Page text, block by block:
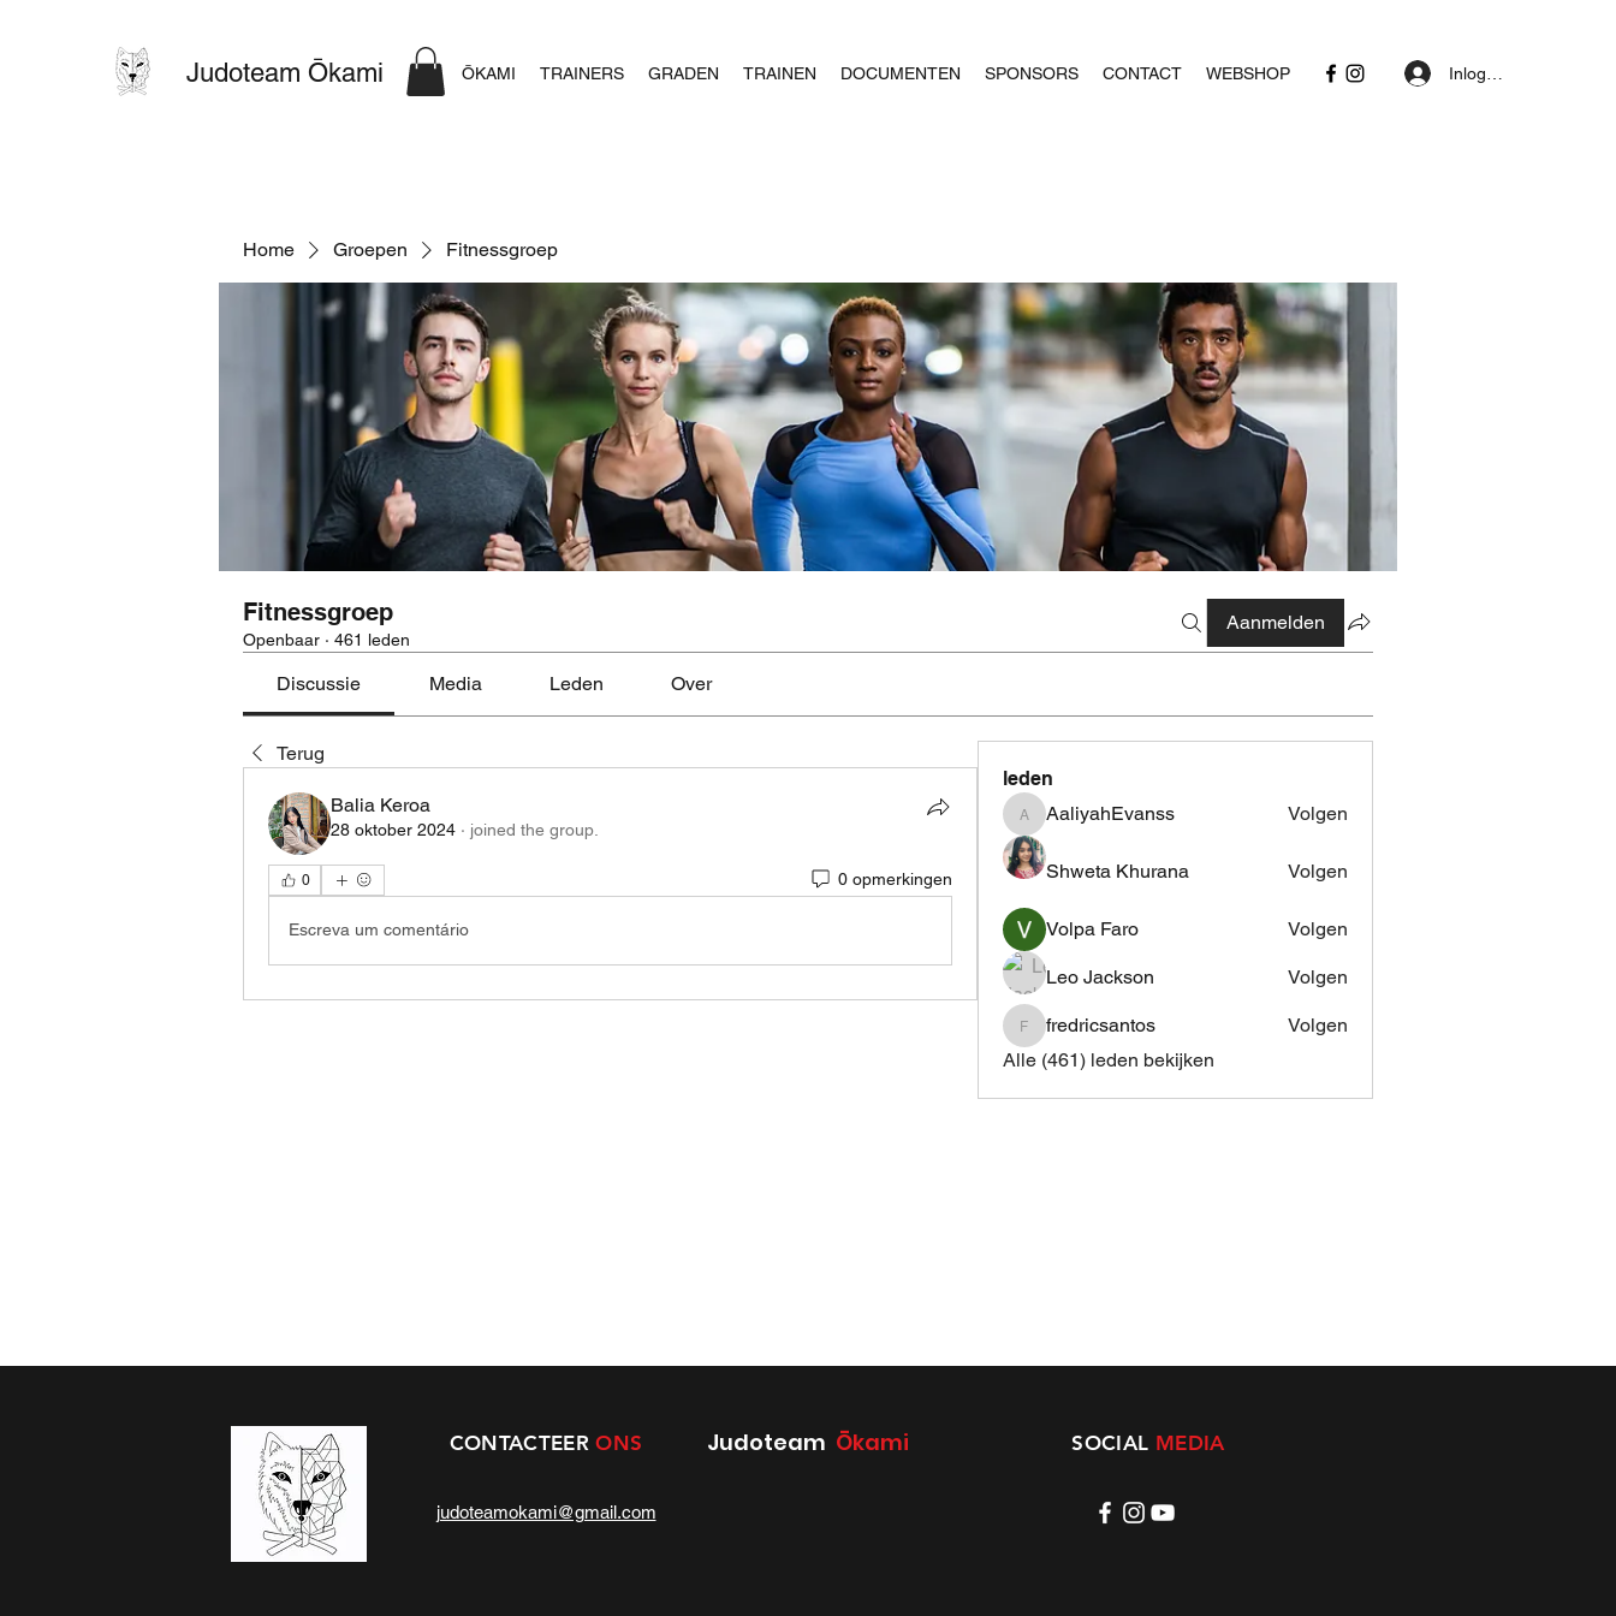
Judoteam Ōkami ŌKAMI TRAINERS GRADEN TRAINEN DOCUMENTEN SPONSORS CONTACT WEBSHOP Inloggen
Home Groepen Fitnessgroep
Fitnessgroep
Openbaar · 461 leden
Aanmelden
Discussie Media Leden Over
Terug
Balia Keroa
28 oktober 2024 · joined the group.
0 0 opmerkingen
Escreva um comentário
leden
AaliyahEvanss
AaliyahEvanss Volgen
Shweta Khurana Volgen
Volpa Faro Volgen
Leo Jackson Volgen
fredricsantos
fredricsantos
Volgen
Alle (461) leden bekijken
Judoteam Ōkami
CONTACTEERONS SOCIAL MEDIA
judoteamokami@gmail.com